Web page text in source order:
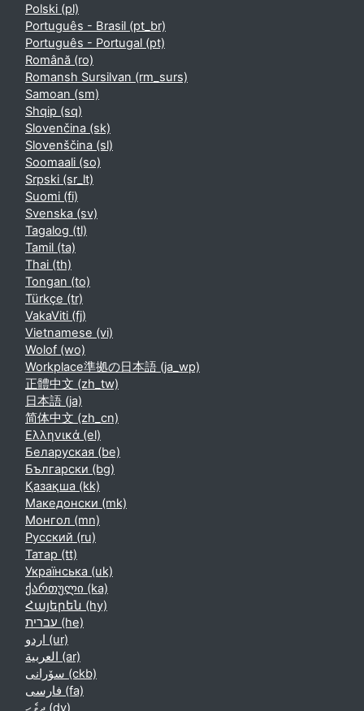
Polski ‎(pl)‎
Português - Brasil ‎(pt_br)‎
Português - Portugal ‎(pt)‎
Română ‎(ro)‎
Romansh Sursilvan ‎(rm_surs)‎
Samoan ‎(sm)‎
Shqip ‎(sq)‎
Slovenčina ‎(sk)‎
Slovenščina ‎(sl)‎
Soomaali ‎(so)‎
Srpski ‎(sr_lt)‎
Suomi ‎(fi)‎
Svenska ‎(sv)‎
Tagalog ‎(tl)‎
Tamil ‎(ta)‎
Thai ‎(th)‎
Tongan ‎(to)‎
Türkçe ‎(tr)‎
VakaViti ‎(fj)‎
Vietnamese ‎(vi)‎
Wolof ‎(wo)‎
Workplace準拠の日本語 ‎(ja_wp)‎
正體中文 ‎(zh_tw)‎
日本語 ‎(ja)‎
简体中文 ‎(zh_cn)‎
Ελληνικά ‎(el)‎
Беларуская ‎(be)‎
Български ‎(bg)‎
Қазақша ‎(kk)‎
Македонски ‎(mk)‎
Монгол ‎(mn)‎
Русский ‎(ru)‎
Татар ‎(tt)‎
Українська ‎(uk)‎
ქართული ‎(ka)‎
Հայերեն ‎(hy)‎
עברית ‎(he)‎
اردو ‎(ur)‎
العربية ‎(ar)‎
سۆرانی ‎(ckb)‎
فارسی ‎(fa)‎
ދިވެހި ‎(dv)‎